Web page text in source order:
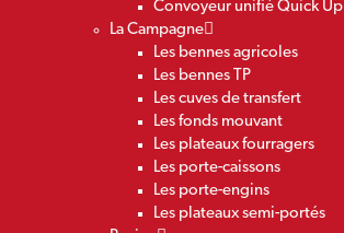
Convoyeur unifié Quick Up
La Campagne
Les bennes agricoles
Les bennes TP
Les cuves de transfert
Les fonds mouvant
Les plateaux fourragers
Les porte-caissons
Les porte-engins
Les plateaux semi-portés